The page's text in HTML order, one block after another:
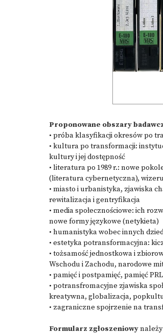
Proponowane obszary
• próba klasyfikacji okresów po
• kultura po transformacji:
kultury i jej dostępność
• literatura po 1989 r.: nowe
(literatura cybernetyczna),
• miasto i urbanistyka, zjawiska
rewitalizacja i gentryfikacja
• media społecznościowe: ich
nowe formy językowe (netykieta)
• humanistyka wobec innych
• estetyka potransformacyjna:
• tożsamość jednostkowa i
Wschodu i Zachodu, narodowe
• pamięć i postpamięć, pamięć
• potransfromacyjne zjawiska
kreatywna, globalizacja,
• zagraniczne spojrzenie na
Formularz zgłoszeniowy